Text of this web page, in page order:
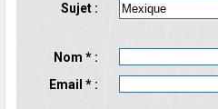
Sujet :
Nom * :
Email * :